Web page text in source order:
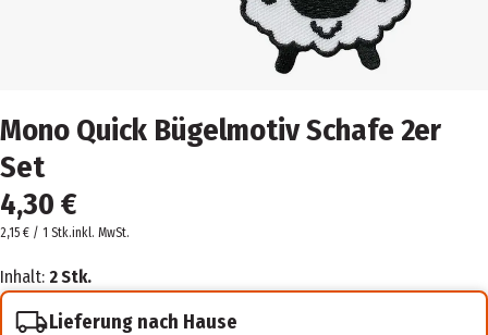
Mono Quick Bügelmotiv Schafe 2er
Set
4,30 €
2,15 € / 1 Stk.inkl. MwSt.
Inhalt: 2 Stk.
Lieferung nach Hause